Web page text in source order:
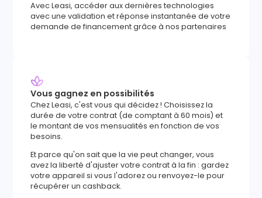
Avec Leasi, accéder aux dernières technologies
avec une validation et réponse instantanée de votre
demande de financement grâce à nos partenaires
Vous gagnez en possibilités
Chez Leasi, c'est vous qui décidez ! Choisissez la
durée de votre contrat (de comptant à 60 mois) et
le montant de vos mensualités en fonction de vos
besoins.
Et parce qu'on sait que la vie peut changer, vous
avez la liberté d'ajuster votre contrat à la fin : gardez
votre appareil si vous l'adorez ou renvoyez-le pour
récupérer un cashback.